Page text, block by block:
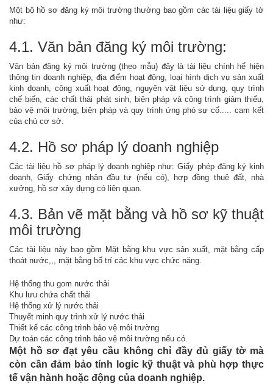
Một bộ hồ sơ đăng ký môi trường thường bao gồm các tài liệu giấy tờ
như:
4.1. Văn bản đăng ký môi trường:
Văn bản đăng ký môi trường (theo mẫu) đây là tài liệu chính hể hiện
thông tin doanh nghiệp, địa điểm hoạt động, loại hình dịch vụ sản xuất
kinh doanh, công xuất hoạt động, nguyên vật liệu sử dụng, quy trình
chế biến, các chất thải phát sinh, biện pháp và công trình giảm thiểu,
bảo vệ môi trường, biện pháp và quy trình ứng phó sự cố..... cam kết
của chủ cơ sở.
4.2. Hồ sơ pháp lý doanh nghiệp
Các tài liệu hồ sơ pháp lý doanh nghiệp như: Giấy phép đăng ký kinh
doanh, Giấy chứng nhận đầu tư (nếu có), hợp đồng thuê đất, nhà
xưởng, hồ sơ xây dựng có liên quan.
4.3. Bản vẽ mặt bằng và hồ sơ kỹ thuật
môi trường
Các tài liệu này bao gồm Mặt bằng khu vực sản xuất, mặt bằng cấp
thoát nước,,, mặt bằng bố trí các khu vực chức năng.
Hệ thống thu gom nước thải
Khu lưu chứa chất thải
Hệ thống xử lý nước thải
Thuyết minh quy trình xử lý nước thải
Thiết kế các công trình bảo vệ môi trường
Dự toán các công trình bảo vệ môi trường nếu có.
Một hồ sơ đạt yêu cầu không chỉ đầy đủ giấy tờ mà
còn cần đảm bảo tính logic kỹ thuật và phù hợp thực
tế vận hành hoặc động của doanh nghiệp.